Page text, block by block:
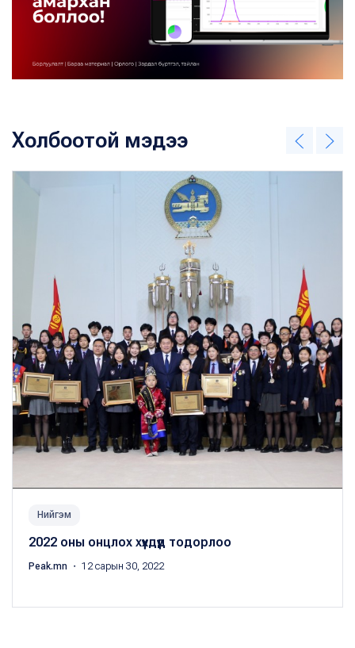
Холбоотой мэдээ
Нийгэм
2022 оны онцлох хүүхдүүд тодорлоо
Peak.mn ・ 12 сарын 30, 2022